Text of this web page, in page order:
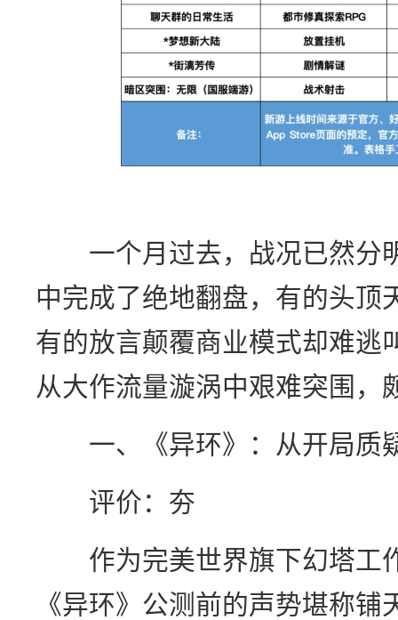
一个月过去，战况已然分
中完成了绝地翻盘，有的头顶
有的放言颠覆商业模式却难逃
从大作流量漩涡中艰难突围，
一、《异环》：从开局质
评价：夯
作为完美世界旗下幻塔工
《异环》公测前的声势堪称